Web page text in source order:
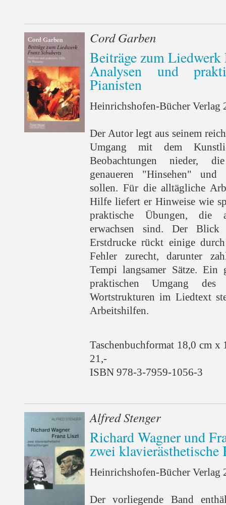
Cord Garben
Beiträge zum Liedwerk
Analysen und
Pianisten
Heinrichshofen-Bücher Verlag
Der Autor legt aus seinem
Umgang mit dem
Beobachtungen nieder,
genaueren "Hinsehen" und
sollen. Für die alltägliche
Hilfe liefert er Hinweise wie
praktische Übungen, die
erwachsen sind. Der
Erstdrucke rückt einige
Fehler zurecht, darunter
Tempi langsamer Sätze.
praktischen Umgang
Wortstrukturen im Liedtext
Arbeitshilfen.
Taschenbuchformat 18,0 cm
21,-
ISBN 978-3-7959-1056-3
Alfred Stenger
Richard Wagner und
zwei klavierästhetische
Heinrichshofen-Bücher Verlag
Der vorliegende Band